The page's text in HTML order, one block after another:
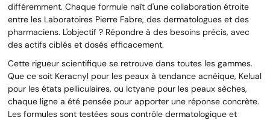
différemment. Chaque formule naît d'une collaboration étroite
entre les Laboratoires Pierre Fabre, des dermatologues et des
pharmaciens. L'objectif ? Répondre à des besoins précis, avec
des actifs ciblés et dosés efficacement.
Cette rigueur scientifique se retrouve dans toutes les gammes.
Que ce soit Keracnyl pour les peaux à tendance acnéique, Kelual
pour les états pelliculaires, ou Ictyane pour les peaux sèches,
chaque ligne a été pensée pour apporter une réponse concrète.
Les formules sont testées sous contrôle dermatologique et